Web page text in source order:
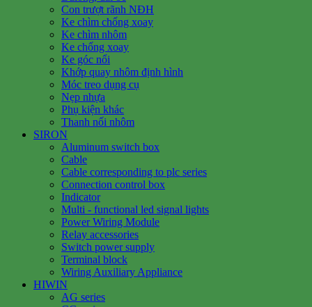
Con trượt rãnh NĐH
Ke chìm chống xoay
Ke chìm nhôm
Ke chống xoay
Ke góc nổi
Khớp quay nhôm định hình
Móc treo dụng cụ
Nẹp nhựa
Phụ kiện khác
Thanh nối nhôm
SIRON
Aluminum switch box
Cable
Cable corresponding to plc series
Connection control box
Indicator
Multi - functional led signal lights
Power Wiring Module
Relay accessories
Switch power supply
Terminal block
Wiring Auxiliary Appliance
HIWIN
AG series